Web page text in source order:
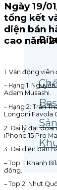
Ngày 19/
tổng kết
diện bán
cao năm
1. Vận động
– Hạng 1:
Adam Musashi.
– Hạng 2: Trần
Longoni Favola
2. Đại lý đạt
iPhone 15 Pro
3. Đại diện bán
– Top 1: Khanh
đồng.
– Top 2: Nhựt